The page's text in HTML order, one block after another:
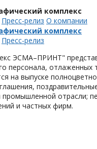
комплекс
Пресс-релиз О компании
комплекс
Пресс-релиз
ЭСМА–ПРИНТ"
персонала, отлаженных
на выпуске
отрасли;
и частных фирм.